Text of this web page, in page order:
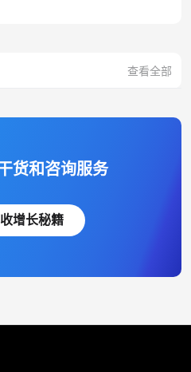
查看全部
货和咨询服务
增长秘籍